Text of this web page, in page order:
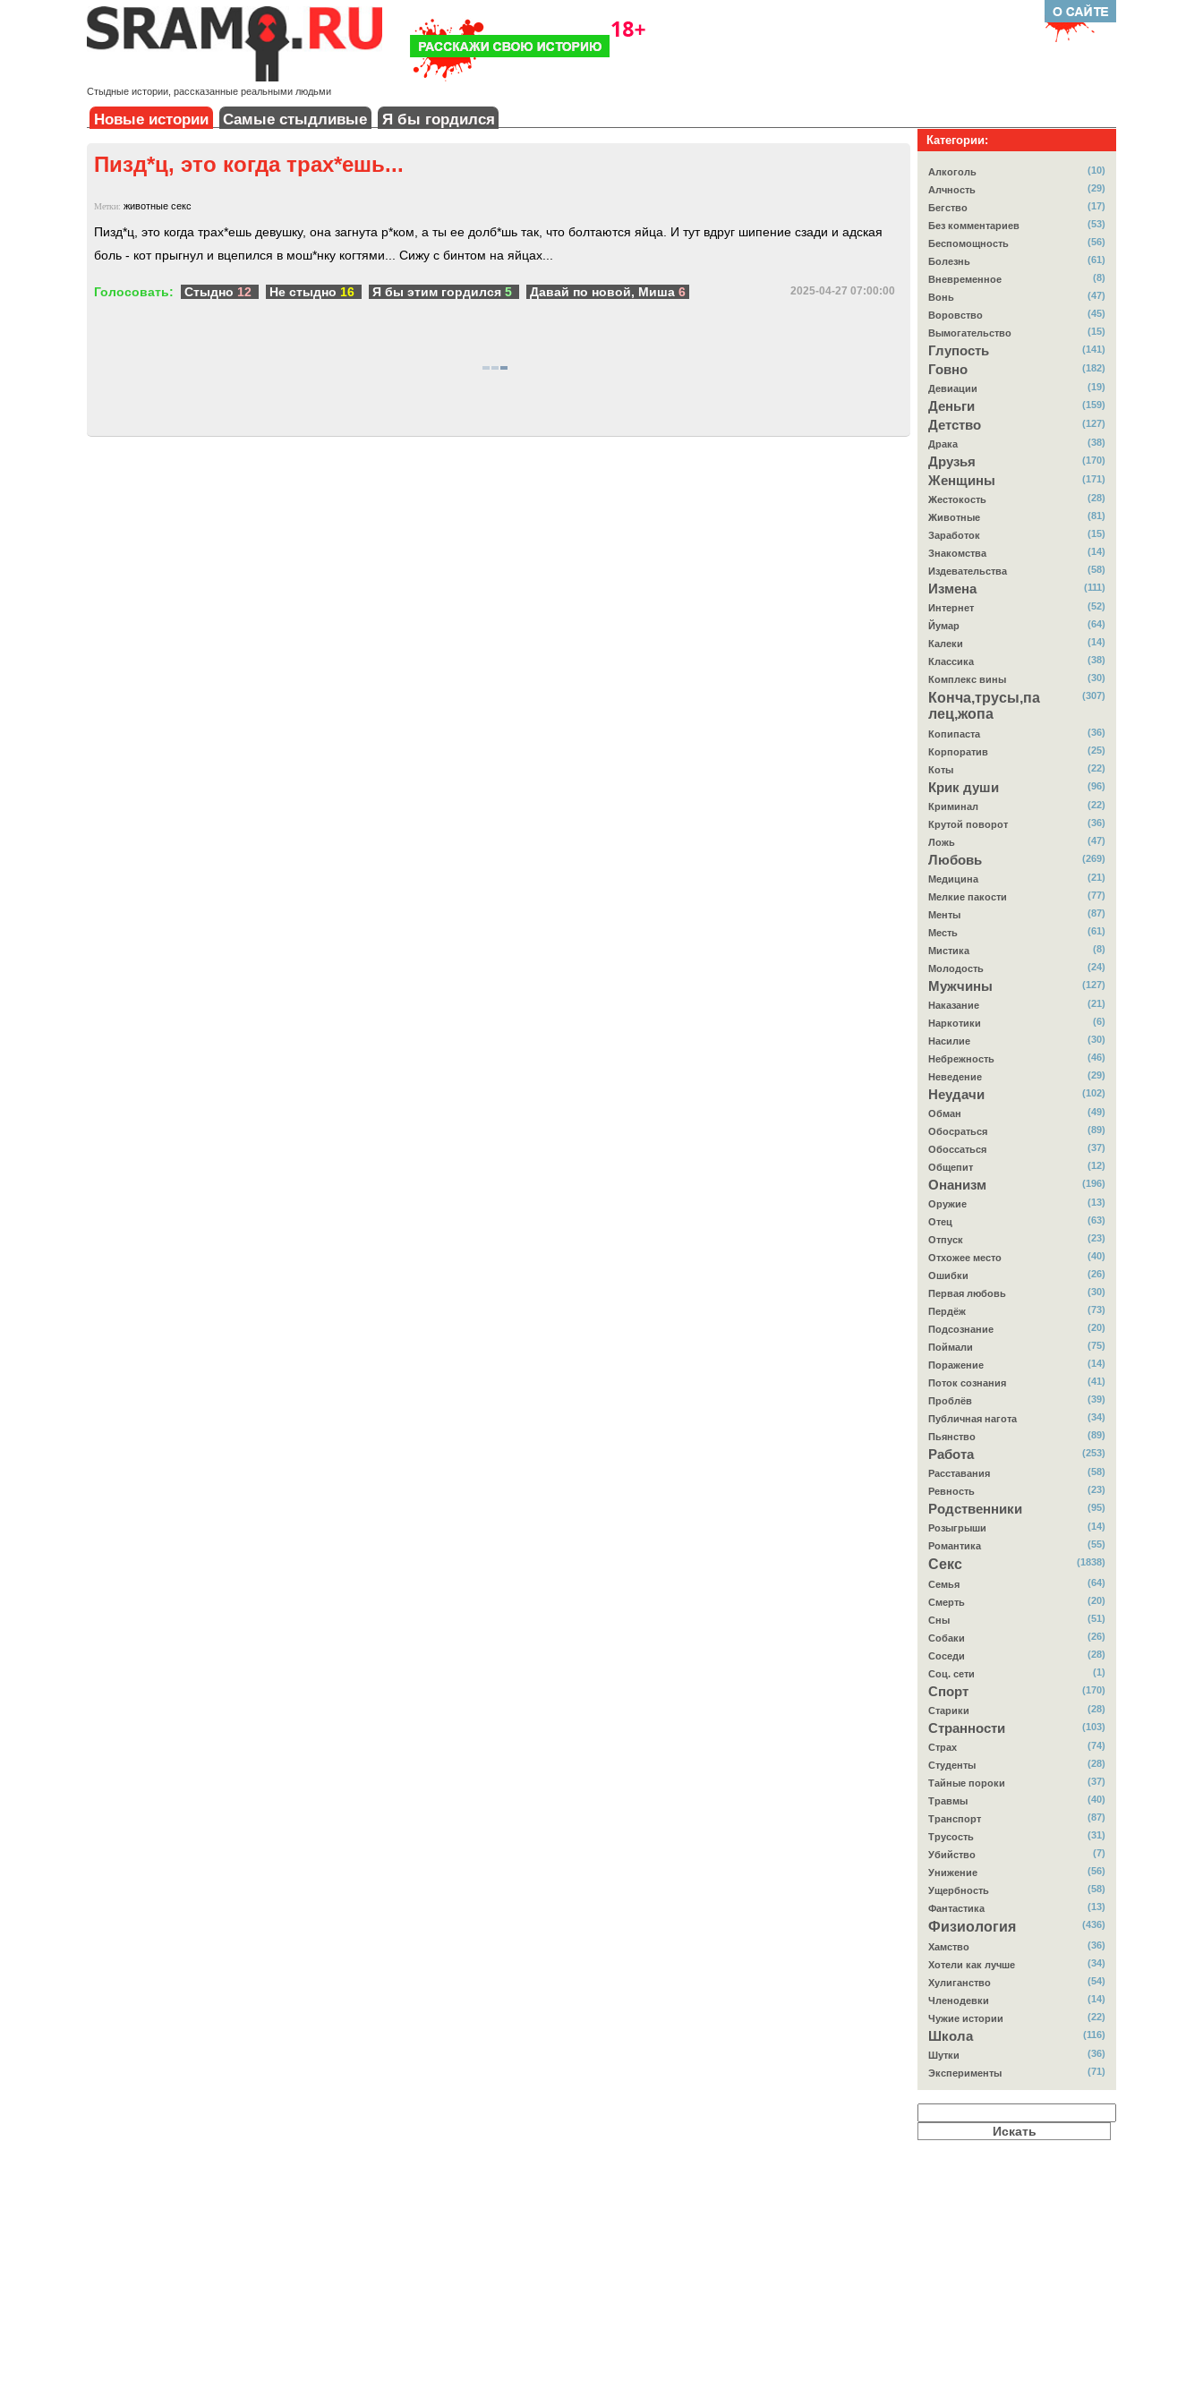
Стыдные истории, рассказанные реальными людьми
Новые истории Самые стыдливые Я бы гордился
Пизд*ц, это когда трах*ешь...
Метки: животные секс
Пизд*ц, это когда трах*ешь девушку, она загнута р*ком, а ты ее долб*шь так, что болтаются яйца. И тут вдруг шипение сзади и адская
боль - кот прыгнул и вцепился в мош*нку когтями... Сижу с бинтом на яйцах...
Голосовать: Стыдно 12 Не стыдно 16 Я бы этим гордился 5 Давай по новой, Миша 6 2025-04-27 07:00:00
Категории:
Алкоголь
(10)
Алчность
(29)
Бегство
(17)
Без комментариев
(53)
Беспомощность
(56)
Болезнь
(61)
Вневременное
(8)
Вонь
(47)
Воровство
(45)
Вымогательство
(15)
Глупость (141)
Говно
(182)
Девиации
(19)
Деньги (159)
Детство
(127)
Драка
(38)
Друзья (170)
Женщины
(171)
Жестокость
(28)
Животные
(81)
Заработок
(15)
Знакомства
(14)
Издевательства
(58)
Измена
(111)
Интернет
(52)
Йумар
(64)
Калеки
(14)
Классика
(38)
Комплекс вины
(30)
Конча,трусы,па
лец,жопа
(307)
Копипаста
(36)
Корпоратив
(25)
Коты
(22)
Крик души
(96)
Криминал
(22)
Крутой поворот
(36)
Ложь
(47)
Любовь
(269)
Медицина
(21)
Мелкие пакости
(77)
Менты
(87)
Месть
(61)
Мистика
(8)
Молодость
(24)
Мужчины
(127)
Наказание
(21)
Наркотики
(6)
Насилие
(30)
Небрежность
(46)
Неведение
(29)
Неудачи
(102)
Обман
(49)
Обосраться
(89)
Обоссаться
(37)
Общепит
(12)
Онанизм
(196)
Оружие
(13)
Отец
(63)
Отпуск
(23)
Отхожее место
(40)
Ошибки
(26)
Первая любовь
(30)
Пердёж
(73)
Подсознание
(20)
Поймали
(75)
Поражение
(14)
Поток сознания
(41)
Проблёв
(39)
Публичная нагота
(34)
Пьянство
(89)
Работа
(253)
Расставания
(58)
Ревность
(23)
Родственники
(95)
Розыгрыши
(14)
Романтика
(55)
Секс (1838)
Семья
(64)
Смерть
(20)
Сны
(51)
Собаки
(26)
Соседи
(28)
Соц. сети
(1)
Спорт
(170)
Старики
(28)
Странности
(103)
Страх
(74)
Студенты
(28)
Тайные пороки
(37)
Травмы
(40)
Транспорт
(87)
Трусость
(31)
Убийство
(7)
Унижение
(56)
Ущербность
(58)
Фантастика
(13)
Физиология (436)
Хамство
(36)
Хотели как лучше
(34)
Хулиганство
(54)
Членодевки
(14)
Чужие истории
(22)
Школа
(116)
Шутки
(36)
Эксперименты
(71)